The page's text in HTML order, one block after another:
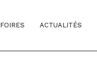
FOIRES ACTUALITÉS